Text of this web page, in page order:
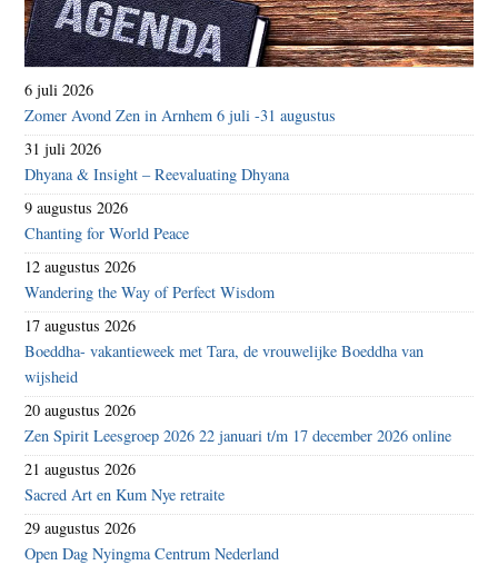
6 juli 2026
Zomer Avond Zen in Arnhem 6 juli -31 augustus
31 juli 2026
Dhyana & Insight – Reevaluating Dhyana
9 augustus 2026
Chanting for World Peace
12 augustus 2026
Wandering the Way of Perfect Wisdom
17 augustus 2026
Boeddha- vakantieweek met Tara, de vrouwelijke Boeddha van
wijsheid
20 augustus 2026
Zen Spirit Leesgroep 2026 22 januari t/m 17 december 2026 online
21 augustus 2026
Sacred Art en Kum Nye retraite
29 augustus 2026
Open Dag Nyingma Centrum Nederland